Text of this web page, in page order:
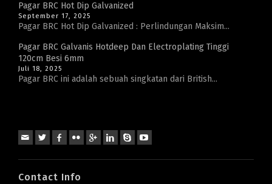
Pagar BRC Hot Dip Galvanized
September 17, 2025
Pagar BRC Hot Dip Galvanized : Perlindungan Maksim...
Pagar BRC Galvanis Hotdeep Dan Electroplating Tinggi
120cm Besi 6mm
Juli 18, 2025
Pagar BRC ini adalah sebuah singkatan dari British...
Contact Info